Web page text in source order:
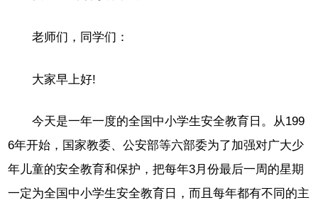
老师们，同学们：
大家早上好!
今天是一年一度的全国中小学生安全教育日。从199
6年开始，国家教委、公安部等六部委为了加强对广大少
年儿童的安全教育和保护，把每年3月份最后一周的星期
一定为全国中小学生安全教育日，而且每年都有不同的主